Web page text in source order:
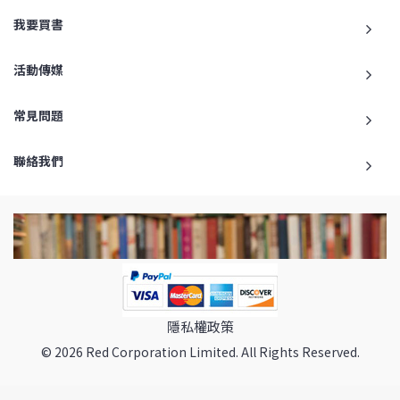
我要買書
活動傳媒
常見問題
聯絡我們
隱私權政策
© 2026 Red Corporation Limited. All Rights Reserved.